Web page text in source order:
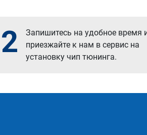
2
Запишитесь на удобное время
приезжайте к нам в сервис на
установку чип тюнинга.